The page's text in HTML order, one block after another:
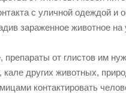
с уличной одеждой
зараженное животное на
от глистов им
других животных,
контактировать